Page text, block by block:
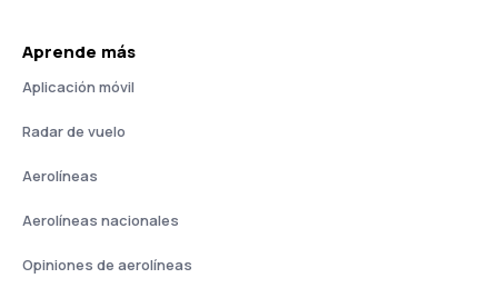
Aprende más
Aplicación móvil
Radar de vuelo
Aerolíneas
Aerolíneas nacionales
Opiniones de aerolíneas